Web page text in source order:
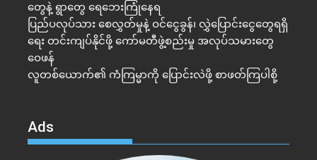
တွေနဲ့ ရွာတွေ ရေဘေးကြုံနေရ
ပြည်ပလုပ်သား စေလွှတ်မှုနဲ့ ဝင်ငွေခွန်၊ လွှဲပြောင်းငွေတွေရရှိ
ရေး တင်းကျပ်နိုင်ဖို့ ကော်မတီဖွဲ့စည်းမှု အလုပ်သမားတွေ
ဝေဖန်
လူတစ်ယောက်၏ ကံကြမ္မာကို ပြောင်းလဲဖို့ စာဖတ်ကြပါစို့
Ads